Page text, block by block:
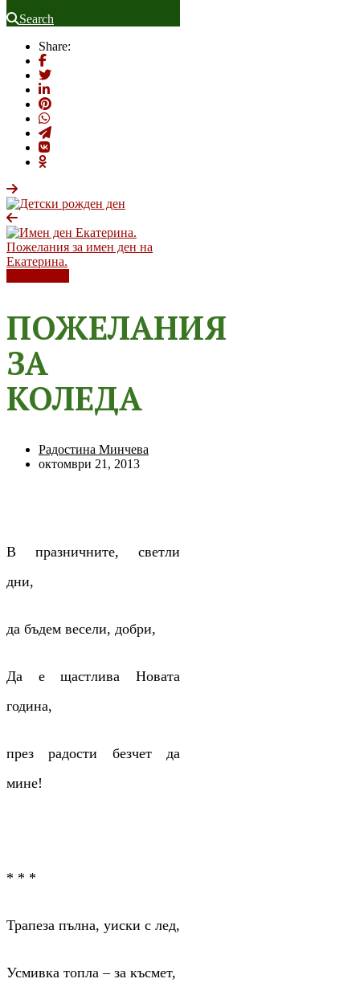
Search
Share:
ПОЖЕЛАНИЯ
ЗА
КОЛЕДА
Радостина Минчева
октомври 21, 2013
В празничните, светли
дни,
да бъдем весели, добри,
Да е щастлива Новата
година,
през радости безчет да
мине!
* * *
Трапеза пълна, уиски с лед,
Усмивка топла – за късмет,